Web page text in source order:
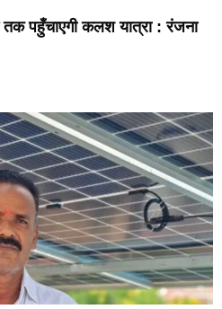
पहुँचाएगी कलश यात्रा : रंजना